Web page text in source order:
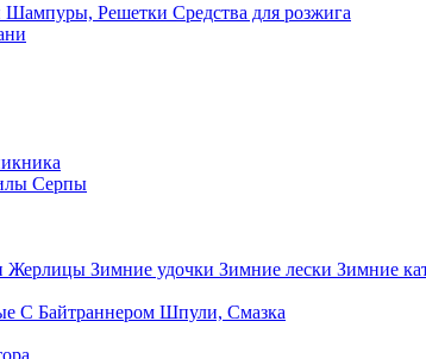
Шампуры, Решетки Средства для розжига
Серпы
Жерлицы Зимние удочки Зимние лески Зимние
С Байтраннером Шпули, Смазка